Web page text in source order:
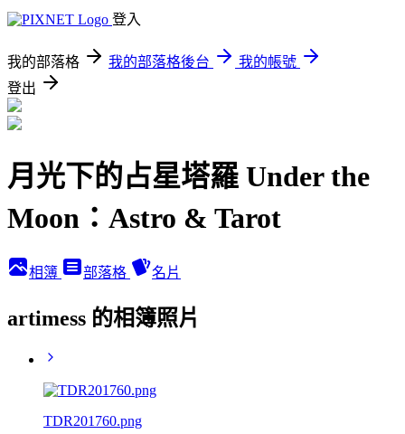
登入
我的部落格 我的部落格後台
我的帳號
登出
月光下的占星塔羅 Under the
Moon：Astro & Tarot
相簿 部落格 名片
artimess 的相簿照片
TDR201760.png